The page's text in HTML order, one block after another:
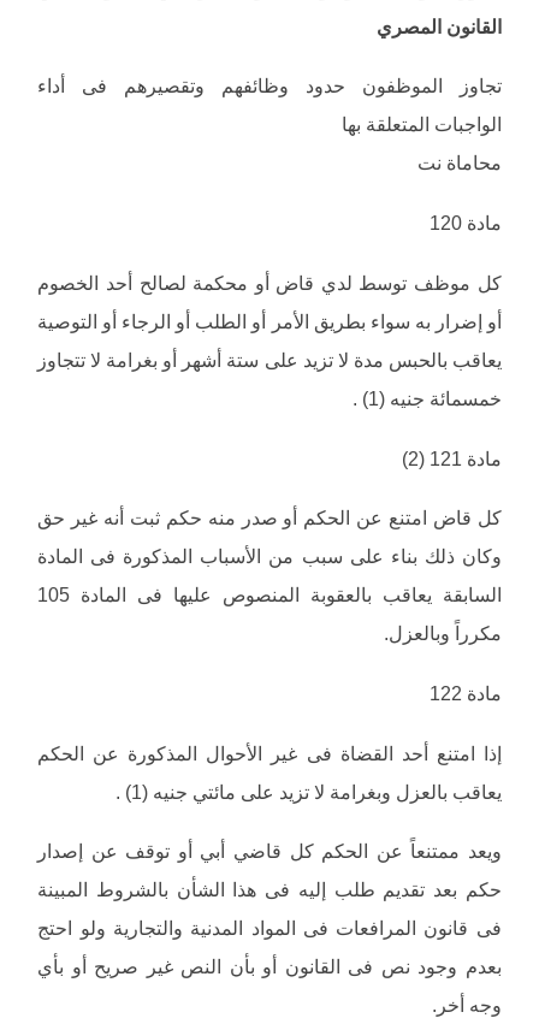
القانون المصري
تجاوز الموظفون حدود وظائفهم وتقصيرهم فى أداء
الواجبات المتعلقة بها
محاماة نت
مادة 120
كل موظف توسط لدي قاض أو محكمة لصالح أحد الخصوم
أو إضرار به سواء بطريق الأمر أو الطلب أو الرجاء أو التوصية
يعاقب بالحبس مدة لا تزيد على ستة أشهر أو بغرامة لا تتجاوز
خمسمائة جنيه (1) .
مادة 121 (2)
كل قاض امتنع عن الحكم أو صدر منه حكم ثبت أنه غير حق
وكان ذلك بناء على سبب من الأسباب المذكورة فى المادة
السابقة يعاقب بالعقوبة المنصوص عليها فى المادة 105
مكرراً وبالعزل.
مادة 122
إذا امتنع أحد القضاة فى غير الأحوال المذكورة عن الحكم
يعاقب بالعزل وبغرامة لا تزيد على مائتي جنيه (1) .
ويعد ممتنعاً عن الحكم كل قاضي أبي أو توقف عن إصدار
حكم بعد تقديم طلب إليه فى هذا الشأن بالشروط المبينة
فى قانون المرافعات فى المواد المدنية والتجارية ولو احتج
بعدم وجود نص فى القانون أو بأن النص غير صريح أو بأي
وجه أخر.